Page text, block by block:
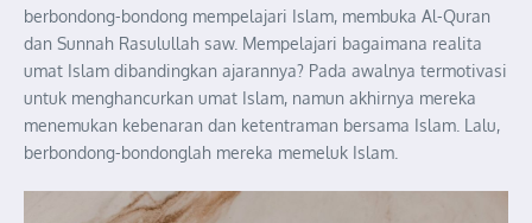
berbondong-bondong mempelajari Islam, membuka Al-Quran
dan Sunnah Rasulullah saw. Mempelajari bagaimana realita
umat Islam dibandingkan ajarannya? Pada awalnya termotivasi
untuk menghancurkan umat Islam, namun akhirnya mereka
menemukan kebenaran dan ketentraman bersama Islam. Lalu,
berbondong-bondonglah mereka memeluk Islam.